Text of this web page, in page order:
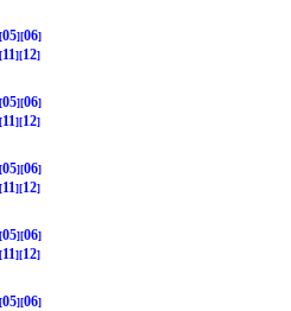
05 06
11
12
05 06
11
12
05 06
11
12
05 06
11
12
05 06